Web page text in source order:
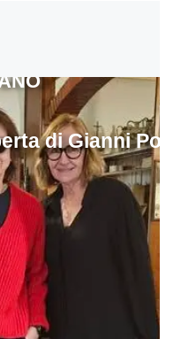
di Gianni